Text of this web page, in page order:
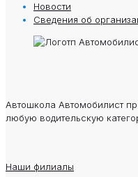
Новости
Сведения oб
Автошкола Автомобилист
любую водительскую
Наши филиалы